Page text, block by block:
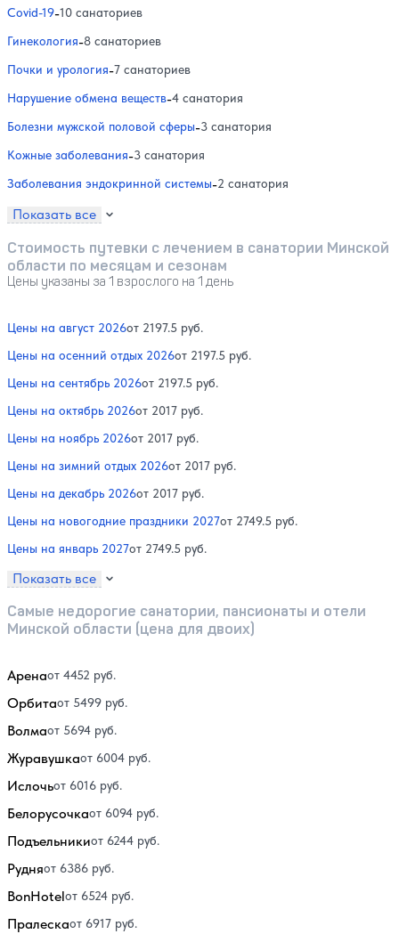
Covid-19-10 санаториев
Гинекология-8 санаториев
Почки и урология-7 санаториев
Нарушение обмена веществ-4 санатория
Болезни мужской половой сферы-3 санатория
Кожные заболевания-3 санатория
Заболевания эндокринной системы-2 санатория
Показать все
Стоимость путевки с лечением в санатории Минской
области по месяцам и сезонам
Цены указаны за 1 взрослого на 1 день
Цены на август 2026от 2197.5 руб.
Цены на осенний отдых 2026от 2197.5 руб.
Цены на сентябрь 2026от 2197.5 руб.
Цены на октябрь 2026от 2017 руб.
Цены на ноябрь 2026от 2017 руб.
Цены на зимний отдых 2026от 2017 руб.
Цены на декабрь 2026от 2017 руб.
Цены на новогодние праздники 2027от 2749.5 руб.
Цены на январь 2027от 2749.5 руб.
Показать все
Самые недорогие санатории, пансионаты и отели
Минской области (цена для двоих)
Аренаот 4452 руб.
Орбитаот 5499 руб.
Волмаот 5694 руб.
Журавушкаот 6004 руб.
Ислочьот 6016 руб.
Белорусочкаот 6094 руб.
Подъельникиот 6244 руб.
Рудняот 6386 руб.
BonHotelот 6524 руб.
Пралескаот 6917 руб.